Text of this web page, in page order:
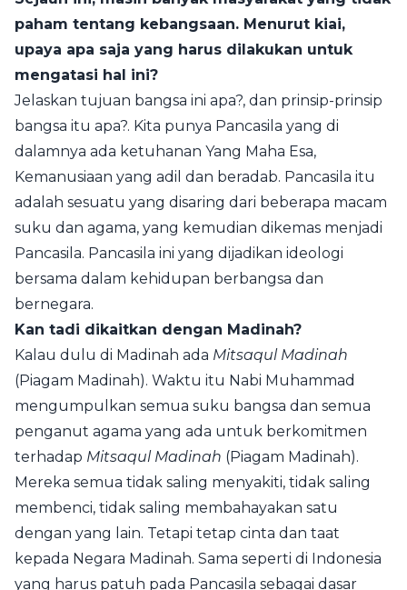
paham tentang kebangsaan. Menurut kiai,
upaya apa saja yang harus dilakukan untuk
mengatasi hal ini?
Jelaskan tujuan bangsa ini apa?, dan prinsip-prinsip
bangsa itu apa?. Kita punya Pancasila yang di
dalamnya ada ketuhanan Yang Maha Esa,
Kemanusiaan yang adil dan beradab. Pancasila itu
adalah sesuatu yang disaring dari beberapa macam
suku dan agama, yang kemudian dikemas menjadi
Pancasila. Pancasila ini yang dijadikan ideologi
bersama dalam kehidupan berbangsa dan
bernegara.
Kan tadi dikaitkan dengan Madinah?
Kalau dulu di Madinah ada Mitsaqul Madinah
(Piagam Madinah). Waktu itu Nabi Muhammad
mengumpulkan semua suku bangsa dan semua
penganut agama yang ada untuk berkomitmen
terhadap Mitsaqul Madinah (Piagam Madinah).
Mereka semua tidak saling menyakiti, tidak saling
membenci, tidak saling membahayakan satu
dengan yang lain. Tetapi tetap cinta dan taat
kepada Negara Madinah. Sama seperti di Indonesia
yang harus patuh pada Pancasila sebagai dasar